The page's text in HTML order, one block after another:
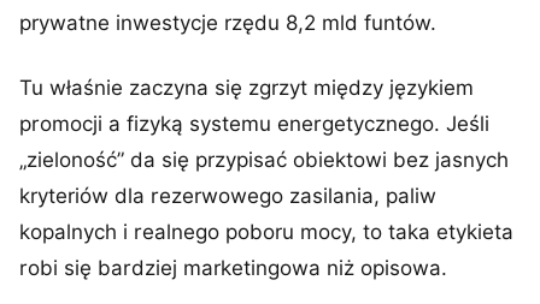
prywatne inwestycje rzędu 8,2 mld funtów.
Tu właśnie zaczyna się zgrzyt między językiem
promocji a fizyką systemu energetycznego. Jeśli
„zieloność” da się przypisać obiektowi bez jasnych
kryteriów dla rezerwowego zasilania, paliw
kopalnych i realnego poboru mocy, to taka etykieta
robi się bardziej marketingowa niż opisowa.